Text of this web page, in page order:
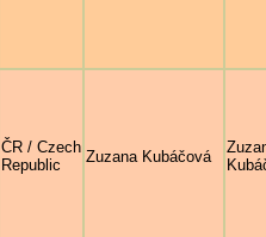
ČR / Czech
Republic
Zuzana Kubáčová